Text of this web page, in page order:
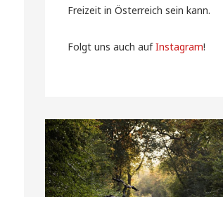
Freizeit in Österreich sein kann.
Folgt uns auch aufInstagram!